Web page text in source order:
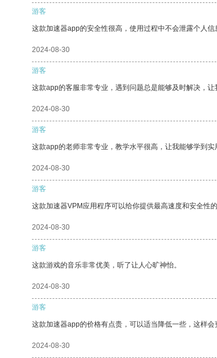
游客
这款加速器app的安全性很高，使用过程中不会泄露个人
2024-08-30
游客
这款app的客服非常专业，遇到问题总是能够及时解决，让
2024-08-30
游客
这款app的老师非常专业，教学水平很高，让我能够学到实
2024-08-30
游客
这款加速器VPM应用程序可以给你提供最高速度和安全性
2024-08-30
游客
这款游戏的音乐非常优美，听了让人心旷神怡。
2024-08-30
游客
这款加速器app的价格有点贵，可以适当降低一些，这样会
2024-08-30